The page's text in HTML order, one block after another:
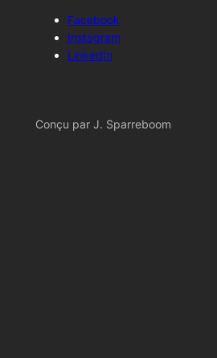
Facebook
Instagram
LinkedIn
Conçu par J. Sparreboom